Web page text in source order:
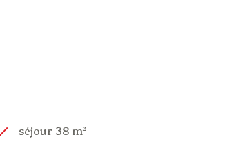
se conjuguent
Géorisques :
séjour 38 m²